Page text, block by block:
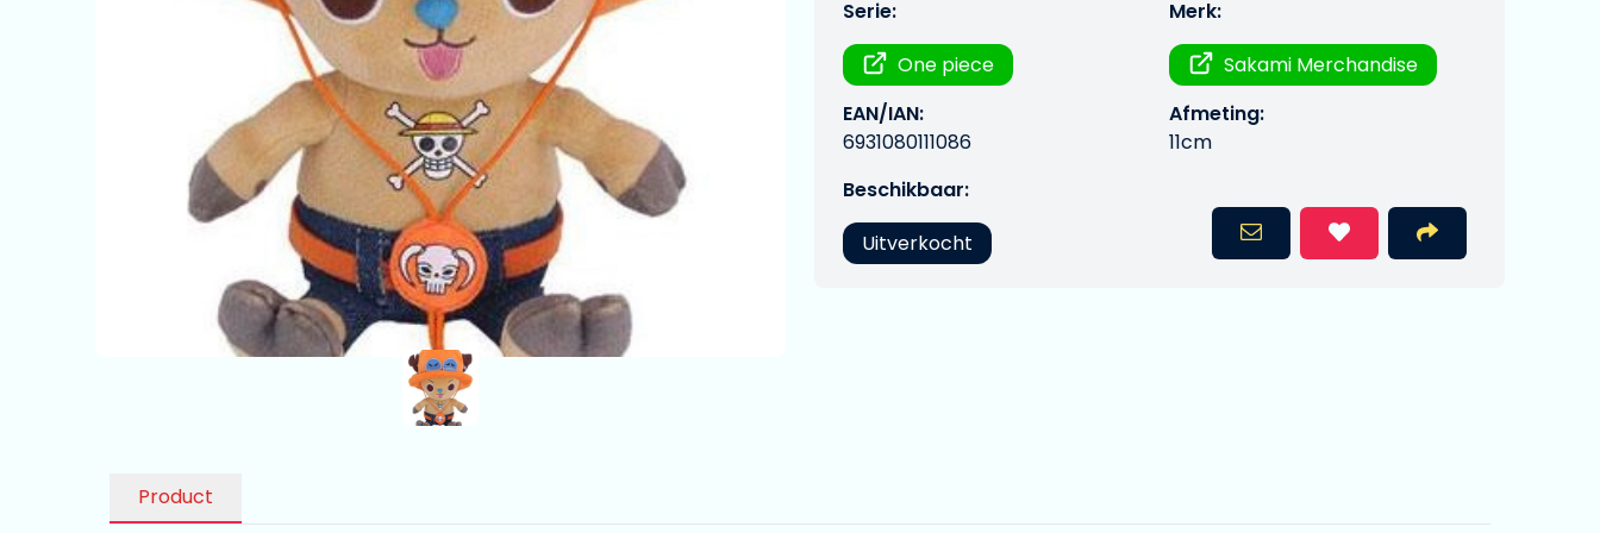
Serie:
One piece
Merk:
Sakami Merchandise
EAN/IAN:
6931080111086
Afmeting:
11cm
Beschikbaar:
Uitverkocht
Product